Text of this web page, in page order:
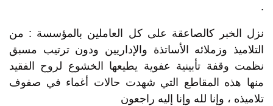
.
نزل الخبر كالصاعقة على كل العاملين بالمؤسسة : من
التلاميذ وزملائه الأساتذة والإداريين ودون ترتيب مسبق
نظمت وقفة تأبينية عفوية يطيعها الخشوع لروح الفقيد
منها هذه المقاطع التي شهدت حالات أغماء في صفوف
تلاميذه ، وإنا لله وإنا إليه راجعون